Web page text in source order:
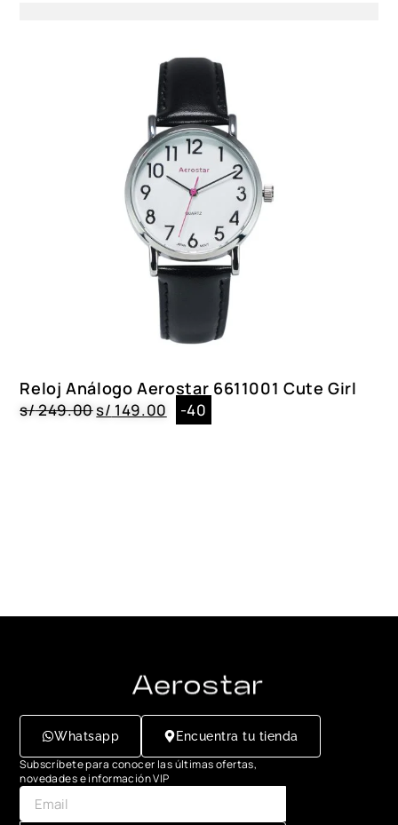
Reloj Análogo Aerostar 6611001 Cute Girl
s/249.00s/ 149.00 -40
Whatsapp Encuentra tu tienda
Subscríbete para conocer las últimas ofertas,
novedades e información VIP